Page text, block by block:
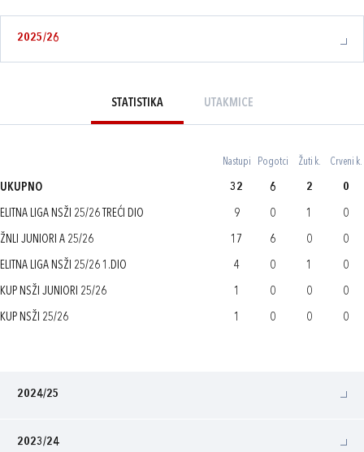
2025/26
STATISTIKA UTAKMICE
Nastupi Pogotci Žuti k. Crveni k.
UKUPNO 32 6 2 0
ELITNA LIGA NSŽI 25/26 TREĆI DIO 9 0 1 0
ŽNLI JUNIORI A 25/26 17 6 0 0
ELITNA LIGA NSŽI 25/26 1.DIO 4 0 1 0
KUP NSŽI JUNIORI 25/26 1 0 0 0
KUP NSŽI 25/26 1 0 0 0
2024/25
2023/24